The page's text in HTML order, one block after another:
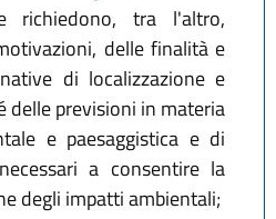
richiedono, tra l'altro,
delle finalità e
di localizzazione e
previsioni in materia
e paesaggistica e di
a consentire la
degli impatti ambientali;